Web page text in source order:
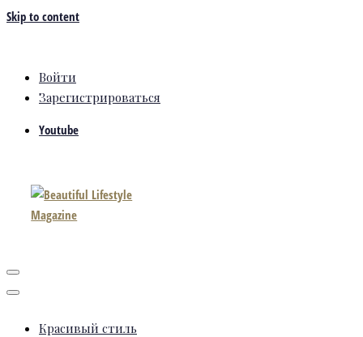
Skip to content
Войти
Зарегистрироваться
Youtube
Красивый стиль